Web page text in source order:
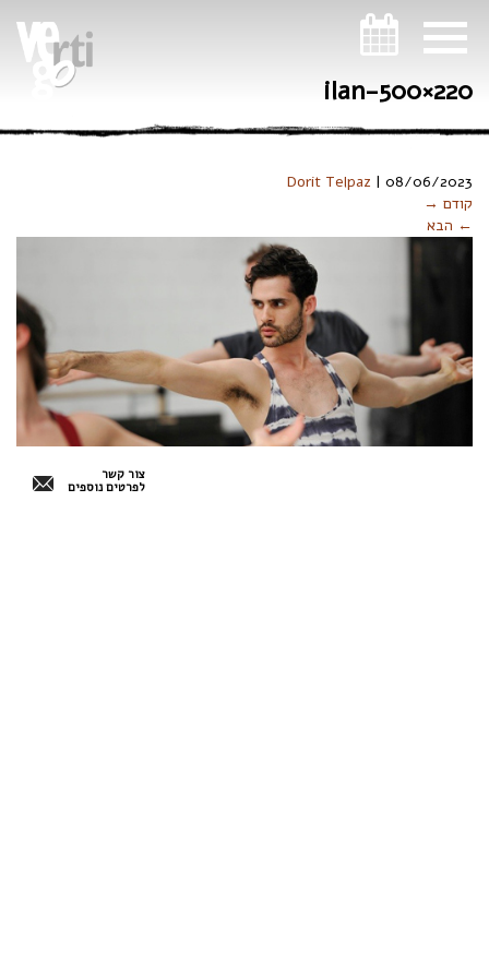
ilan-500×220
Dorit Telpaz | 08/06/2023
קודם →
← הבא
צור קשר
לפרטים נוספים